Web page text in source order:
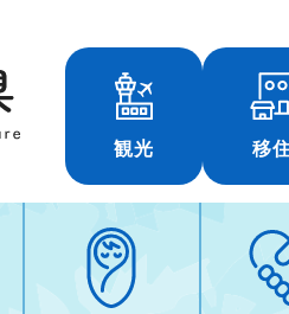
観光 移